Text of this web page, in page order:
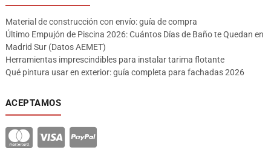
Material de construcción con envío: guía de compra
Último Empujón de Piscina 2026: Cuántos Días de Baño te Quedan en
Madrid Sur (Datos AEMET)
Herramientas imprescindibles para instalar tarima flotante
Qué pintura usar en exterior: guía completa para fachadas 2026
ACEPTAMOS